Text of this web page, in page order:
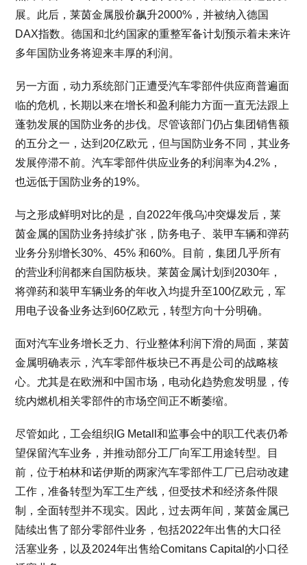
展。此后，莱茵金属股价飙升2000%，并被纳入德国
DAX指数。德国和北约国家的重整军备计划预示着未来许
多年国防业务将迎来丰厚的利润。
另一方面，动力系统部门正遭受汽车零部件供应商普遍面
临的危机，长期以来在增长和盈利能力方面一直无法跟上
蓬勃发展的国防业务的步伐。尽管该部门仍占集团销售额
的五分之一，达到20亿欧元，但与国防业务不同，其业务
发展停滞不前。汽车零部件供应业务的利润率为4.2%，
也远低于国防业务的19%。
与之形成鲜明对比的是，自2022年俄乌冲突爆发后，莱
茵金属的国防业务持续扩张，防务电子、装甲车辆和弹药
业务分别增长30%、45% 和60%。目前，集团几乎所有
的营业利润都来自国防板块。莱茵金属计划到2030年，
将弹药和装甲车辆业务的年收入均提升至100亿欧元，军
用电子设备业务达到60亿欧元，转型方向十分明确。
面对汽车业务增长乏力、行业整体利润下滑的局面，莱茵
金属明确表示，汽车零部件板块已不再是公司的战略核
心。尤其是在欧洲和中国市场，电动化趋势愈发明显，传
统内燃机相关零部件的市场空间正不断萎缩。
尽管如此，工会组织IG Metall和监事会中的职工代表仍希
望保留汽车业务，并推动部分工厂向军工用途转型。目
前，位于柏林和诺伊斯的两家汽车零部件工厂已启动改建
工作，准备转型为军工生产线，但受技术和经济条件限
制，全面转型并不现实。因此，过去两年间，莱茵金属已
陆续出售了部分零部件业务，包括2022年出售的大口径
活塞业务，以及2024年出售给Comitans Capital的小口径